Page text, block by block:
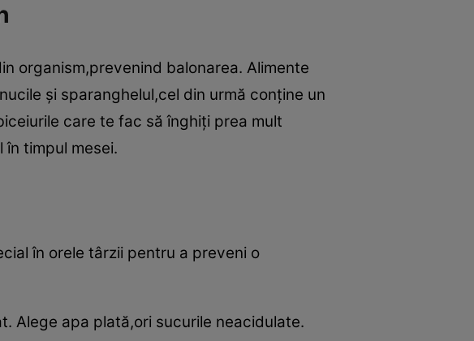
organism,prevenind balonarea. Alimente
şi sparanghelul,cel din urmă conţine un
care te fac să înghiţi prea mult
timpul mesei.
în orele târzii pentru a preveni o
Alege apa plată,ori sucurile neacidulate.